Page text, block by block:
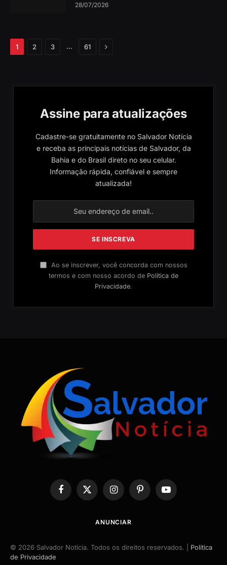
28/07/2026
1 2 3 … 61 Próximo
Assine para atualizações
Cadastre-se gratuitamente no Salvador Notícia
e receba as principais notícias de Salvador, da
Bahia e do Brasil direto no seu celular.
Informação rápida, confiável e sempre
atualizada!
Ao se inscrever, você concorda com nossos
termos e com nosso acordo de Política de
Privacidade.
Facebook
X
(Twitter)
InstagramPinterestYouTube
ANUNCIAR
© 2026 Salvador Notícia. Todos os direitos reservados. | Política
de Privacidade